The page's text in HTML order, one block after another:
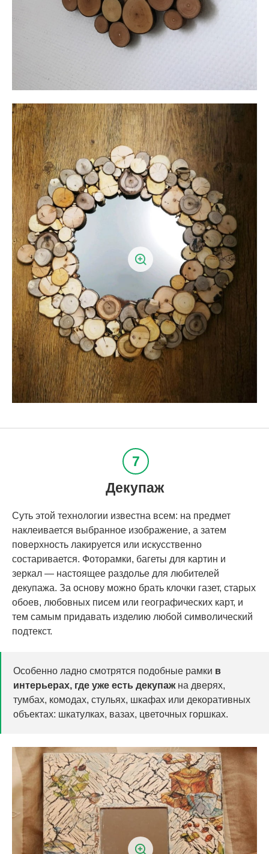
Декупаж
Суть этой технологии известна всем: на предмет
наклеивается выбранное изображение, а затем
поверхность лакируется или искусственно
состаривается. Фоторамки, багеты для картин и
зеркал — настоящее раздолье для любителей
декупажа. За основу можно брать клочки газет, старых
обоев, любовных писем или географических карт, и
тем самым придавать изделию любой символический
подтекст.
Особенно ладно смотрятся подобные рамки в
интерьерах, где уже есть декупажна дверях,
тумбах, комодах, стульях, шкафах или декоративных
объектах: шкатулках, вазах, цветочных горшках.